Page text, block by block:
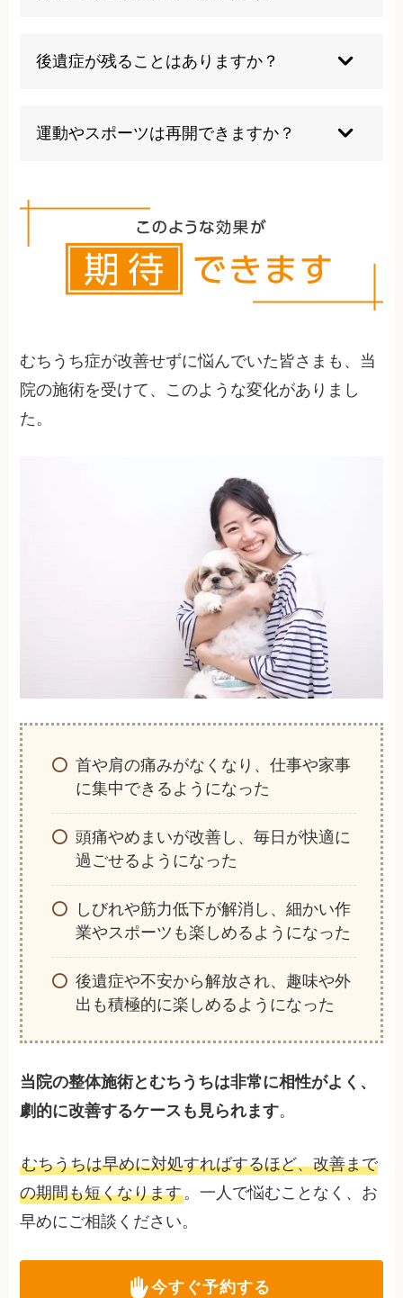
本的な回復にはリハビリや物理療法が必要なこと
後遺症が残ることはありますか？
遺症が残ります。
運動やスポーツは再開できますか？
しょう。
むちうち症が改善せずに悩んでいた皆さまも、当
院の施術を受けて、このような変化がありまし
た。
首や肩の痛みがなくなり、仕事や家事
に集中できるようになった
頭痛やめまいが改善し、毎日が快適に
過ごせるようになった
しびれや筋力低下が解消し、細かい作
業やスポーツも楽しめるようになった
後遺症や不安から解放され、趣味や外
出も積極的に楽しめるようになった
当院の整体施術とむちうちは非常に相性がよく、
劇的に改善するケースも見られます。
むちうちは早めに対処すればするほど、改善まで
の期間も短くなります。一人で悩むことなく、お
早めにご相談ください。
今すぐ予約する